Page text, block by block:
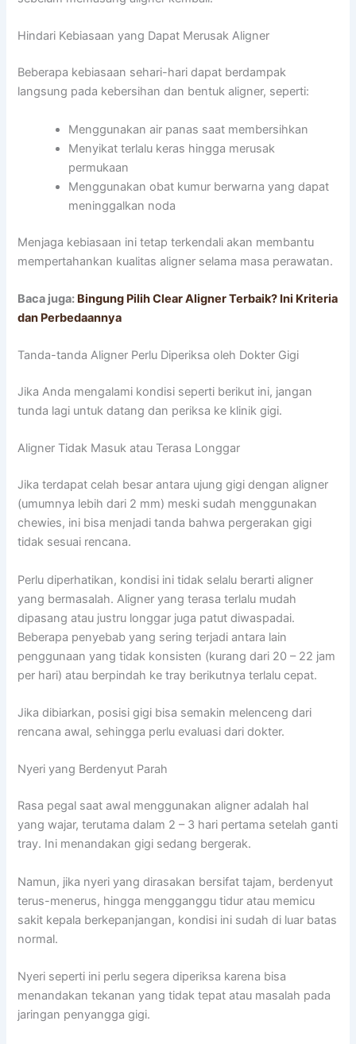
Hindari Kebiasaan yang Dapat Merusak Aligner
Beberapa kebiasaan sehari-hari dapat berdampak
langsung pada kebersihan dan bentuk aligner, seperti:
Menggunakan air panas saat membersihkan
Menyikat terlalu keras hingga merusak
permukaan
Menggunakan obat kumur berwarna yang dapat
meninggalkan noda
Menjaga kebiasaan ini tetap terkendali akan membantu
mempertahankan kualitas aligner selama masa perawatan.
Baca juga: Bingung Pilih Clear Aligner Terbaik? Ini Kriteria
dan Perbedaannya
Tanda-tanda Aligner Perlu Diperiksa oleh Dokter Gigi
Jika Anda mengalami kondisi seperti berikut ini, jangan
tunda lagi untuk datang dan periksa ke klinik gigi.
Aligner Tidak Masuk atau Terasa Longgar
Jika terdapat celah besar antara ujung gigi dengan aligner
(umumnya lebih dari 2 mm) meski sudah menggunakan
chewies, ini bisa menjadi tanda bahwa pergerakan gigi
tidak sesuai rencana.
Perlu diperhatikan, kondisi ini tidak selalu berarti aligner
yang bermasalah. Aligner yang terasa terlalu mudah
dipasang atau justru longgar juga patut diwaspadai.
Beberapa penyebab yang sering terjadi antara lain
penggunaan yang tidak konsisten (kurang dari 20 – 22 jam
per hari) atau berpindah ke tray berikutnya terlalu cepat.
Jika dibiarkan, posisi gigi bisa semakin melenceng dari
rencana awal, sehingga perlu evaluasi dari dokter.
Nyeri yang Berdenyut Parah
Rasa pegal saat awal menggunakan aligner adalah hal
yang wajar, terutama dalam 2 – 3 hari pertama setelah ganti
tray. Ini menandakan gigi sedang bergerak.
Namun, jika nyeri yang dirasakan bersifat tajam, berdenyut
terus-menerus, hingga mengganggu tidur atau memicu
sakit kepala berkepanjangan, kondisi ini sudah di luar batas
normal.
Nyeri seperti ini perlu segera diperiksa karena bisa
menandakan tekanan yang tidak tepat atau masalah pada
jaringan penyangga gigi.